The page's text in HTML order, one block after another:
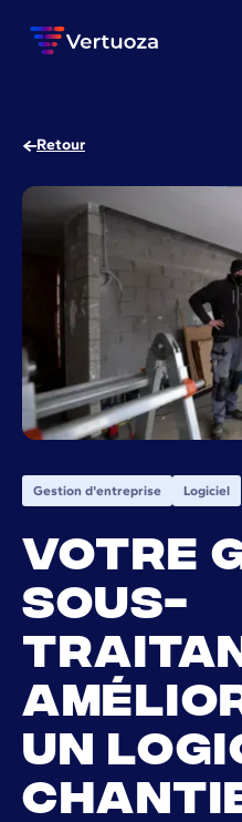
Retour
Gestion d'entreprise Logiciel
Votre
sous-
un